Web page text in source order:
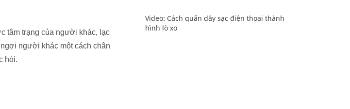
tâm trạng của người khác, lạc
người khác một cách chân
hỏi.
Video: Cách quấn dây sạc điện thoại thành
hình lò xo